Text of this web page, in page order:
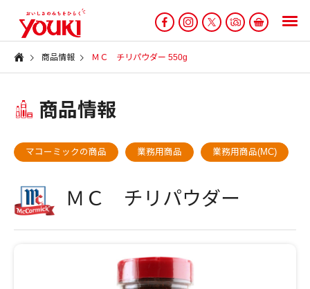
商品情報 ＭＣ チリパウダー 550g
商品情報
マコーミックの商品 業務用商品 業務用商品(MC)
ＭＣ チリパウダー